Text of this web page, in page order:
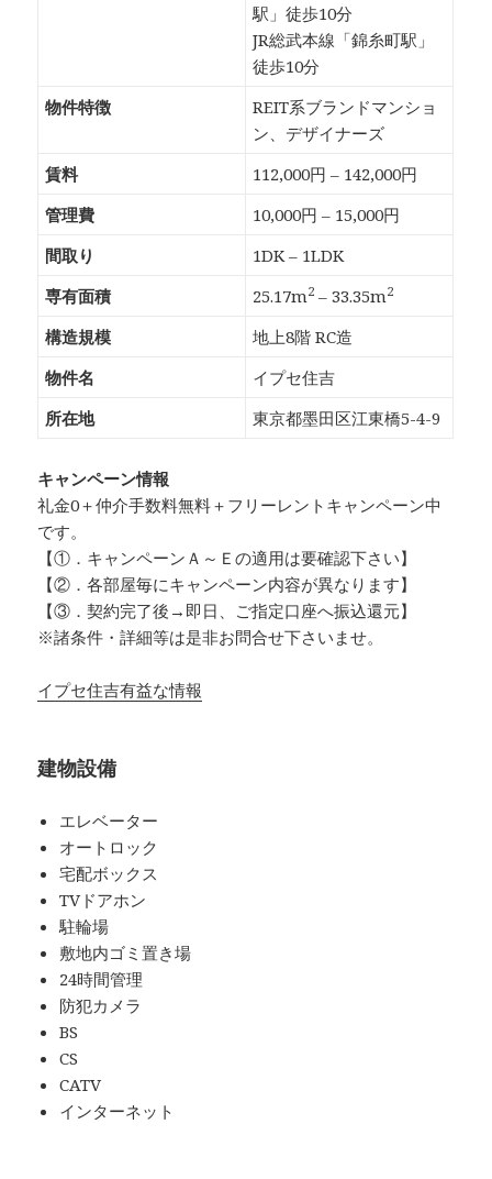
駅」徒歩10分
JR総武本線「錦糸町駅」
徒歩10分
物件特徴
REIT系ブランドマンショ
ン、デザイナーズ
賃料
112,000円 – 142,000円
管理費
10,000円 – 15,000円
間取り
1DK – 1LDK
専有面積
25.17m2 – 33.35m2
構造規模
地上8階 RC造
物件名
イプセ住吉
所在地
東京都墨田区江東橋5-4-9
キャンペーン情報
礼金0＋仲介手数料無料＋ フリーレント キャンペーン中
です。
【①．キャンペーンＡ～Ｅの適用は要確認下さい】
【②．各部屋毎にキャンペーン内容が異なります】
【③．契約完了後→即日、ご指定口座へ振込還元】
※諸条件・詳細等は是非お問合せ下さいませ。
イプセ住吉有益な情報
建物設備
エレベーター
オートロック
宅配ボックス
TVドアホン
駐輪場
敷地内ゴミ置き場
24時間管理
防犯カメラ
BS
CS
CATV
インターネット